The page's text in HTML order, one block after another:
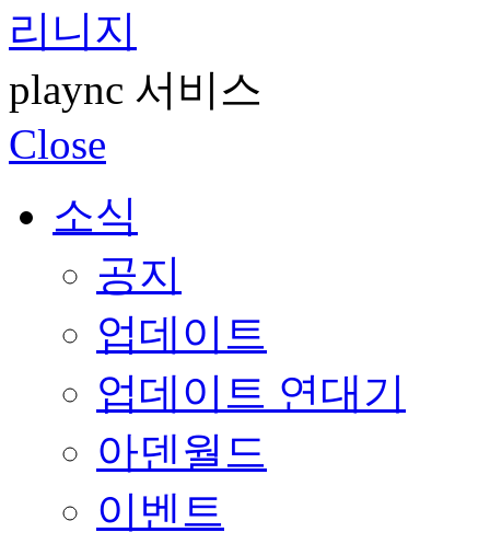
리니지
plaync 서비스
Close
소식
공지
업데이트
업데이트 연대기
아덴월드
이벤트